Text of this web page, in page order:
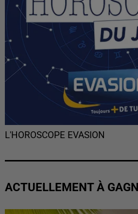
L'HOROSCOPE EVASION
ACTUELLEMENT À